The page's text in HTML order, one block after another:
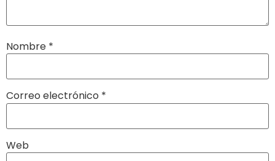
Nombre *
Correo electrónico *
Web